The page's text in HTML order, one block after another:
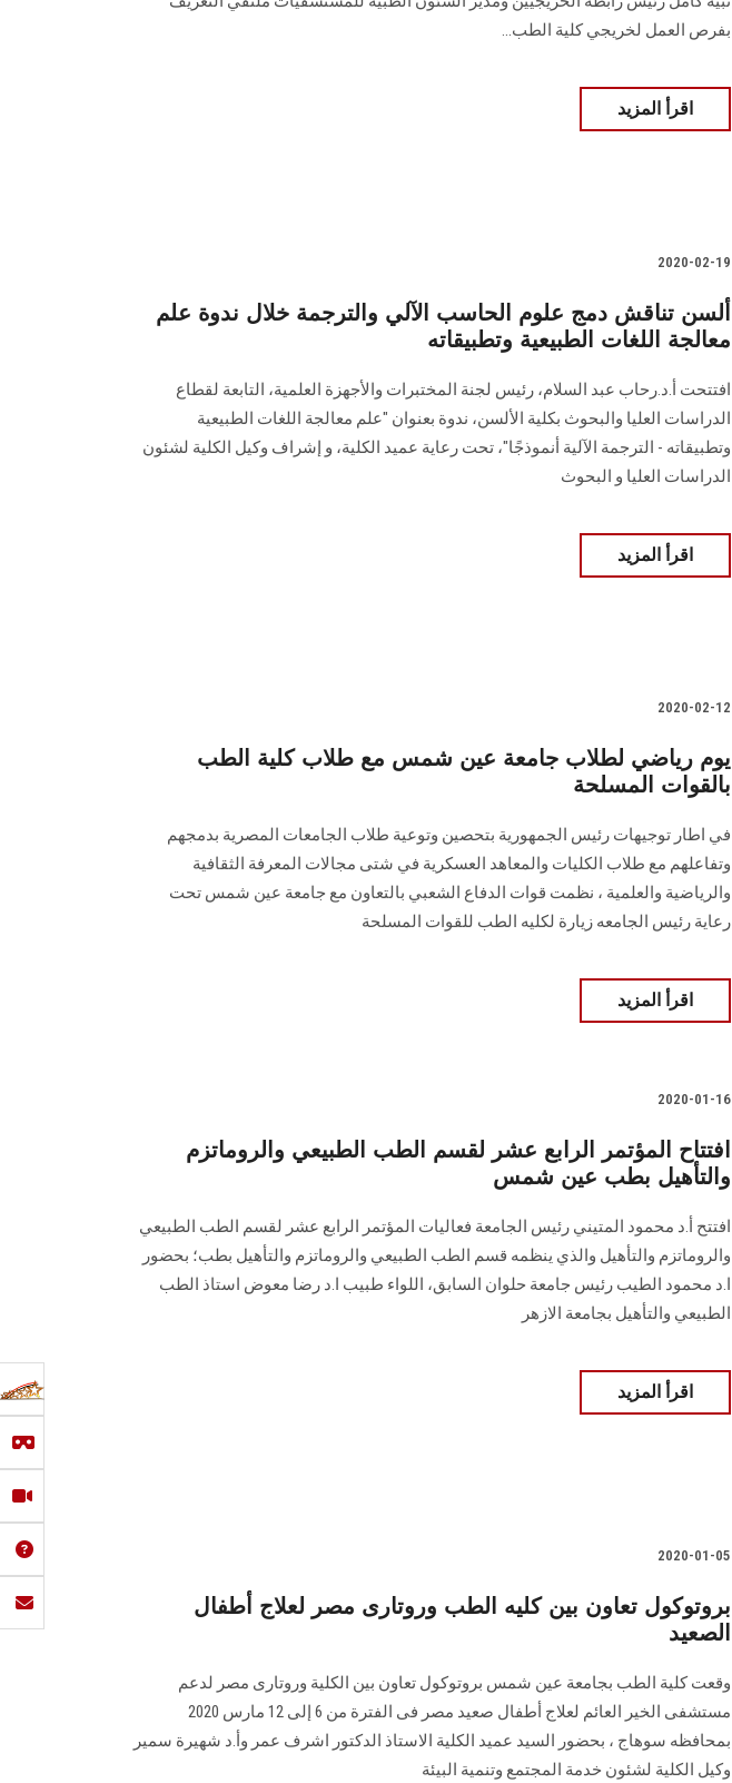
بفرص العمل لخريجي كلية الطب...
اقرأ المزيد
2020-02-19
ألسن تناقش دمج علوم الحاسب الآلي والترجمة خلال ندوة علم
معالجة اللغات الطبيعية وتطبيقاته
افتتحت أ.د.رحاب عبد السلام، رئيس لجنة المختبرات والأجهزة العلمية، التابعة لقطاع
الدراسات العليا والبحوث بكلية الألسن، ندوة بعنوان "علم معالجة اللغات الطبيعية
وتطبيقاته - الترجمة الآلية أنموذجًا"، تحت رعاية عميد الكلية، و إشراف وكيل الكلية لشئون
الدراسات العليا و البحوث
اقرأ المزيد
2020-02-12
يوم رياضي لطلاب جامعة عين شمس مع طلاب كلية الطب
بالقوات المسلحة
في اطار توجيهات رئيس الجمهورية بتحصين وتوعية طلاب الجامعات المصرية بدمجهم
وتفاعلهم مع طلاب الكليات والمعاهد العسكرية في شتى مجالات المعرفة الثقافية
والرياضية والعلمية ، نظمت قوات الدفاع الشعبي بالتعاون مع جامعة عين شمس تحت
رعاية رئيس الجامعه زيارة لكليه الطب للقوات المسلحة
اقرأ المزيد
2020-01-16
افتتاح المؤتمر الرابع عشر لقسم الطب الطبيعي والروماتزم
والتأهيل بطب عين شمس
افتتح أ.د محمود المتيني رئيس الجامعة فعاليات المؤتمر الرابع عشر لقسم الطب الطبيعي
والروماتزم والتأهيل والذي ينظمه قسم الطب الطبيعي والروماتزم والتأهيل بطب؛ بحضور
ا.د محمود الطيب رئيس جامعة حلوان السابق، اللواء طبيب ا.د رضا معوض استاذ الطب
الطبيعي والتأهيل بجامعة الازهر
اقرأ المزيد
2020-01-05
بروتوكول تعاون بين كليه الطب وروتارى مصر لعلاج أطفال
الصعيد
وقعت كلية الطب بجامعة عين شمس بروتوكول تعاون بين الكلية وروتارى مصر لدعم
مستشفى الخير العائم لعلاج أطفال صعيد مصر فى الفترة من 6 إلى 12 مارس 2020
بمحافظه سوهاج ، بحضور السيد عميد الكلية الاستاذ الدكتور اشرف عمر وأ.د شهيرة سمير
وكيل الكلية لشئون خدمة المجتمع وتنمية البيئة